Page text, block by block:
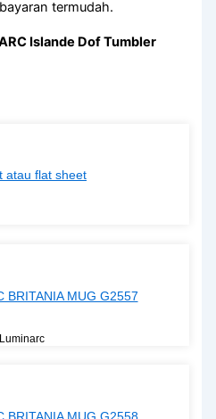
termudah.
Islande Dof Tumbler
atau flat sheet
BRITANIA MUG G2557